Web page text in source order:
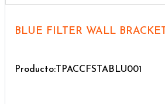
BLUE FILTER WALL BRACKET
Producto:TPACCFSTABLU001